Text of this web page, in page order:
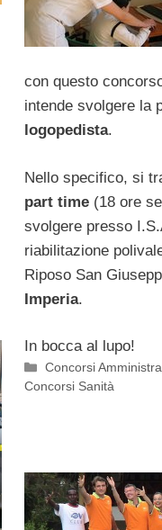
con questo
intende svolgere la
logopedista.
Nello specifico, si
part time(18 ore
svolgere presso
riabilitazione
Riposo San
Imperia.
In bocca al lupo!
Categorie
Concorsi
Concorsi Sanità